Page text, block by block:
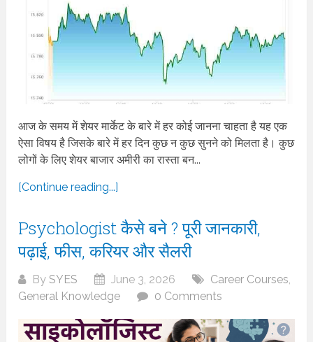
आज के समय में शेयर मार्केट के बारे में हर कोई जानना चाहता है यह एक
ऐसा विषय है जिसके बारे में हर दिन कुछ न कुछ सुनने को मिलता है। कुछ
लोगों के लिए शेयर बाजार अमीरी का रास्ता बन...
[Continue reading...]
Psychologist कैसे बने ? पूरी जानकारी,
पढ़ाई, फीस, करियर और सैलरी
BySYES June 3, 2026 Career Courses,
General Knowledge
0 Comments